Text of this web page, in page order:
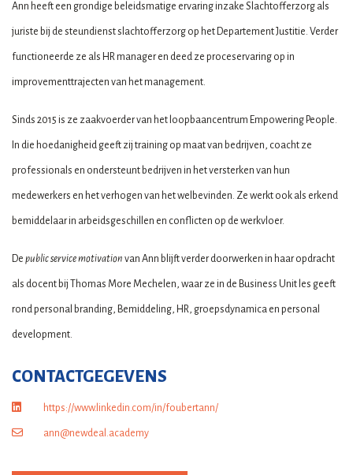
Ann heeft een grondige beleidsmatige ervaring inzake Slachtofferzorg als
juriste bij de steundienst slachtofferzorg op het Departement Justitie. Verder
functioneerde ze als HR manager en deed ze proceservaring op in
improvementtrajecten van het management.
Sinds 2015 is ze zaakvoerder van het loopbaancentrum Empowering People.
In die hoedanigheid geeft zij training op maat van bedrijven, coacht ze
professionals en ondersteunt bedrijven in het versterken van hun
medewerkers en het verhogen van het welbevinden. Ze werkt ook als erkend
bemiddelaar in arbeidsgeschillen en conflicten op de werkvloer.
De public service motivation van Ann blijft verder doorwerken in haar opdracht
als docent bij Thomas More Mechelen, waar ze in de Business Unit les geeft
rond personal branding, Bemiddeling, HR, groepsdynamica en personal
development.
CONTACTGEGEVENS
https://www.linkedin.com/in/foubertann/
ann@newdeal.academy